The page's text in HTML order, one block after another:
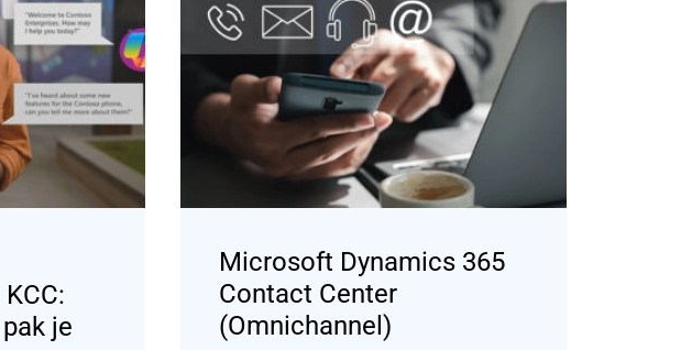
je
Microsoft Dynamics 365
Contact Center
(Omnichannel)